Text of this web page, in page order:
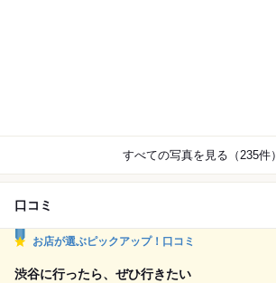
すべての写真を見る（235件）
口コミ
お店が選ぶピックアップ！口コミ
渋谷に行ったら、ぜひ行きたい